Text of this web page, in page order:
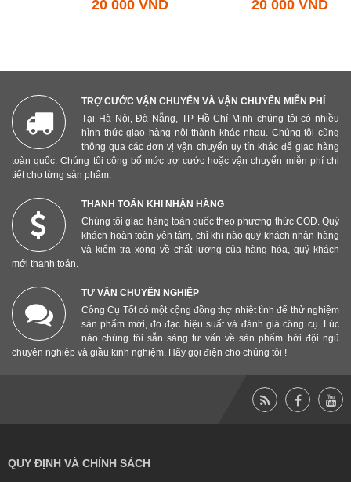
20 000 VND 20 000 VND
TRỢ CƯỚC VẬN CHUYỂN VÀ VẬN CHUYỂN MIỄN PHÍ
Tại Hà Nội, Đà Nẵng, TP Hồ Chí Minh chúng tôi có nhiều
hình thức giao hàng nội thành khác nhau. Chúng tôi cũng
thông qua các đơn vị vận chuyển uy tín khác để giao hàng
toàn quốc. Chúng tôi công bố mức trợ cước hoặc vận chuyển miễn phí chi
tiết cho từng sản phẩm.
THANH TOÁN KHI NHẬN HÀNG
Chúng tôi giao hàng toàn quốc theo phương thức COD. Quý
khách hoàn toàn yên tâm, chỉ khi nào quý khách nhận hàng
và kiểm tra xong về chất lượng của hàng hóa, quý khách
mới thanh toán.
TƯ VẤN CHUYÊN NGHIỆP
Công Cụ Tốt có một cộng đồng thợ nhiệt tình để thử nghiệm
sản phẩm mới, đo đạc hiệu suất và đánh giá công cụ. Lúc
nào chúng tôi sẵn sàng tư vấn về sản phẩm bởi đội ngũ
chuyên nghiệp và giầu kinh nghiệm. Hãy gọi điện cho chúng tôi !
QUY ĐỊNH VÀ CHÍNH SÁCH